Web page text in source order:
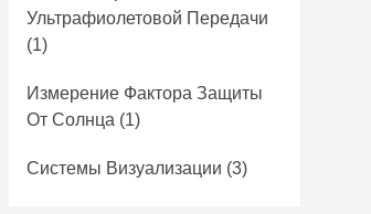
Ультрафиолетовой Передачи
(1)
Измерение Фактора Защиты
От Солнца (1)
Системы Визуализации (3)